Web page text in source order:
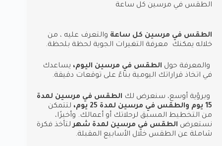
الطقس في مرسين كل ساعة
الطقس في مرسين كل ساعة والتعرف عليه ، من
خلاله يمكنك معرفة التغيرات الجوية لحظة بلحظة.
والمعرفة حول الطقس في مرسين اليوم، يساعدك
في اتخاذ قراراتك اليومية بناءً على توقعات دقيقة.
وبرؤية أوسع، سنعرض لك الطقس في مرسين لمدة
15 يوم والطقس في مرسين لمدة 25 يوم،
لتتمكن
من التخطيط المسبق لرحلاتك أو أعمالك. وأخيرًا،
نستعرض الطقس في مرسين لمدة شهرلتأخذ فكرة
شاملة عن الطقس خلال الأسابيع المقبلة.